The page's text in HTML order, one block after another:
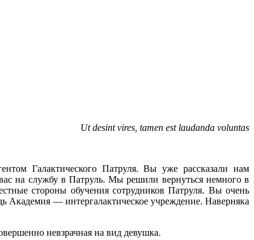
Ut desint vires, tamen est laudanda voluntas
Галактического Патруля. Вы уже рассказали нам
на службу в Патруль. Мы решили вернуться немного в
стороны обучения сотрудников Патруля. Вы очень
Академия — интергалактическое учреждение. Наверняка
невзрачная на вид девушка.